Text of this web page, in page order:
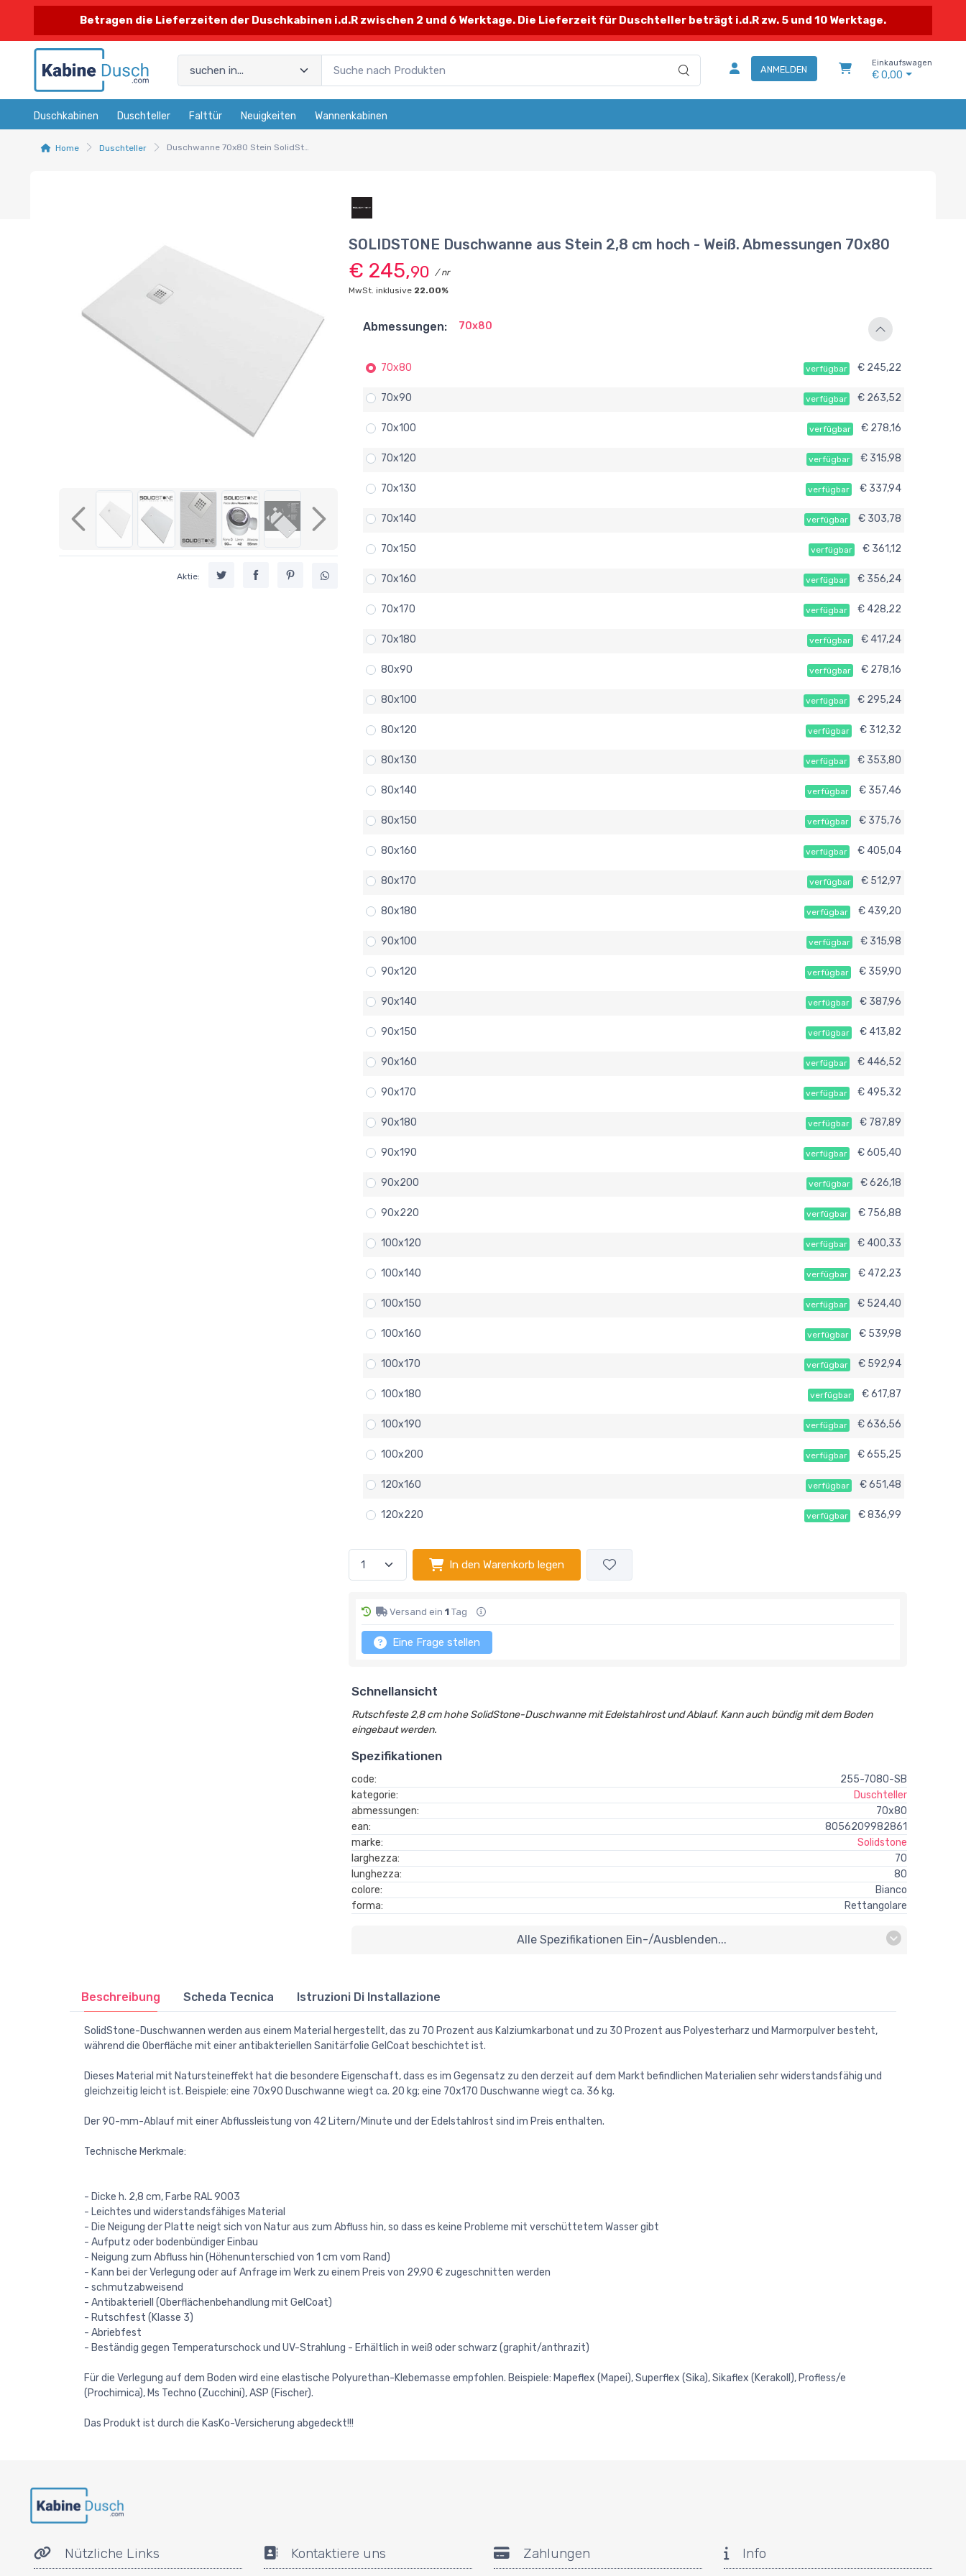
Betragen die Lieferzeiten der Duschkabinen i.d.R zwischen 2 und 6 Werktage. Die Lieferzeit für Duschteller beträgt i.d.R zw. 5 und 10 Werktage.
ANMELDEN
Einkaufswagen
€ 0,00
Duschkabinen Duschteller Falttür Neuigkeiten Wannenkabinen
Home Duschteller Duschwanne 70x80 Stein SolidStone weiß rutschfest 2,8 cm hoch
Previous Next
Aktie:
SOLIDSTONE Duschwanne aus Stein 2,8 cm hoch - Weiß. Abmessungen 70x80
€ 245,90 / nr
MwSt. inklusive 22.00%
Abmessungen: 70x80
70x80 verfügbar € 245,22
70x90 verfügbar € 263,52
70x100 verfügbar € 278,16
70x120 verfügbar € 315,98
70x130 verfügbar € 337,94
70x140 verfügbar € 303,78
70x150 verfügbar € 361,12
70x160 verfügbar € 356,24
70x170 verfügbar € 428,22
70x180 verfügbar € 417,24
80x90 verfügbar € 278,16
80x100 verfügbar € 295,24
80x120 verfügbar € 312,32
80x130 verfügbar € 353,80
80x140 verfügbar € 357,46
80x150 verfügbar € 375,76
80x160 verfügbar € 405,04
80x170 verfügbar € 512,97
80x180 verfügbar € 439,20
90x100 verfügbar € 315,98
90x120 verfügbar € 359,90
90x140 verfügbar € 387,96
90x150 verfügbar € 413,82
90x160 verfügbar € 446,52
90x170 verfügbar € 495,32
90x180 verfügbar € 787,89
90x190 verfügbar € 605,40
90x200 verfügbar € 626,18
90x220 verfügbar € 756,88
100x120 verfügbar € 400,33
100x140 verfügbar € 472,23
100x150 verfügbar € 524,40
100x160 verfügbar € 539,98
100x170 verfügbar € 592,94
100x180 verfügbar € 617,87
100x190 verfügbar € 636,56
100x200 verfügbar € 655,25
120x160 verfügbar € 651,48
120x220 verfügbar € 836,99
In den Warenkorb legen
Versand ein1 Tag
Eine Frage stellen
Schnellansicht
Rutschfeste 2,8 cm hohe SolidStone-Duschwanne mit Edelstahlrost und Ablauf. Kann auch bündig mit dem Boden
eingebaut werden.
Spezifikationen
code:
255-7080-SB
kategorie:
Duschteller
abmessungen:
70x80
ean:
8056209982861
marke:
Solidstone
larghezza:
70
lunghezza:
80
colore:
Bianco
forma:
Rettangolare
Alle Spezifikationen Ein-/ausblenden...
Beschreibung Scheda Tecnica Istruzioni Di Installazione
SolidStone-Duschwannen werden aus einem Material hergestellt, das zu 70 Prozent aus Kalziumkarbonat und zu 30 Prozent aus Polyesterharz und Marmorpulver besteht,
während die Oberfläche mit einer antibakteriellen Sanitärfolie GelCoat beschichtet ist.
Dieses Material mit Natursteineffekt hat die besondere Eigenschaft, dass es im Gegensatz zu den derzeit auf dem Markt befindlichen Materialien sehr widerstandsfähig und
gleichzeitig leicht ist. Beispiele: eine 70x90 Duschwanne wiegt ca. 20 kg; eine 70x170 Duschwanne wiegt ca. 36 kg.
Der 90-mm-Ablauf mit einer Abflussleistung von 42 Litern/Minute und der Edelstahlrost sind im Preis enthalten.
Technische Merkmale:
- Dicke h. 2,8 cm, Farbe RAL 9003
- Leichtes und widerstandsfähiges Material
- Die Neigung der Platte neigt sich von Natur aus zum Abfluss hin, so dass es keine Probleme mit verschüttetem Wasser gibt
- Aufputz oder bodenbündiger Einbau
- Neigung zum Abfluss hin (Höhenunterschied von 1 cm vom Rand)
- Kann bei der Verlegung oder auf Anfrage im Werk zu einem Preis von 29,90 € zugeschnitten werden
- schmutzabweisend
- Antibakteriell (Oberflächenbehandlung mit GelCoat)
- Rutschfest (Klasse 3)
- Abriebfest
- Beständig gegen Temperaturschock und UV-Strahlung - Erhältlich in weiß oder schwarz (graphit/anthrazit)
Für die Verlegung auf dem Boden wird eine elastische Polyurethan-Klebemasse empfohlen. Beispiele: Mapeflex (Mapei), Superflex (Sika), Sikaflex (Kerakoll), Profless/e
(Prochimica), Ms Techno (Zucchini), ASP (Fischer).
Das Produkt ist durch die KasKo-Versicherung abgedeckt!!!
Nützliche Links Kontaktiere uns Zahlungen Info